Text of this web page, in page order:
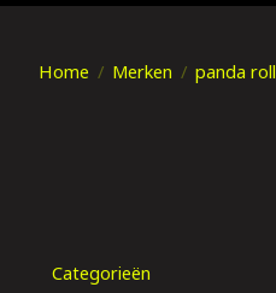
Home / Merken / panda roll
Categorieën